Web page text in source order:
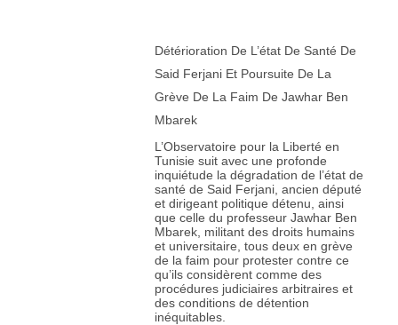
Détérioration De L’état De Santé De
Said Ferjani Et Poursuite De La
Grève De La Faim De Jawhar Ben
Mbarek
L’Observatoire pour la Liberté en
Tunisie suit avec une profonde
inquiétude la dégradation de l’état de
santé de Said Ferjani, ancien député
et dirigeant politique détenu, ainsi
que celle du professeur Jawhar Ben
Mbarek, militant des droits humains
et universitaire, tous deux en grève
de la faim pour protester contre ce
qu’ils considèrent comme des
procédures judiciaires arbitraires et
des conditions de détention
inéquitables.